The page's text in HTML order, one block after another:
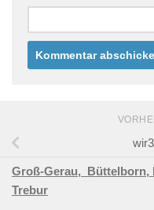
Groß-Gerau, Büttelborn,
Trebur